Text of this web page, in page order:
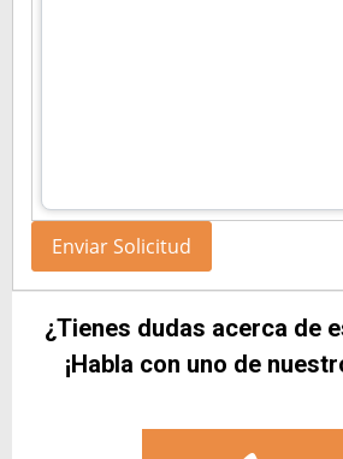
¿Tienes dudas acerca de
¡Habla con uno de